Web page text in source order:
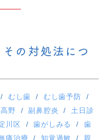
の対処法につ
むし歯
むし歯予防
野 副鼻腔炎
土日診
川区 歯がしみる
歯
痛治療 知覚過敏
親